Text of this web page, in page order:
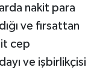
nakit para
ve fırsattan
cep
ve işbirlikçisi